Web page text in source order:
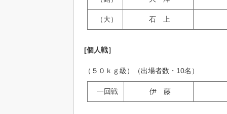
（大） 石 上
[個人戦］
（５０ｋｇ級）（出場者数・10名）
一回戦 伊 藤